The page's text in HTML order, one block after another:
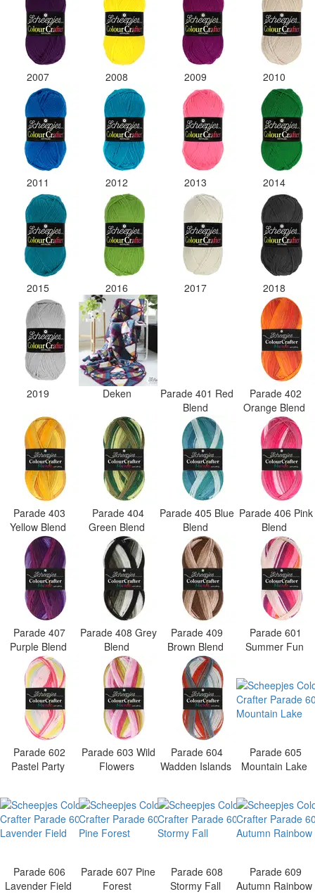
2007 2008 2009 2010
2011 2012 2013 2014
2015 2016 2017 2018
2019 Deken
Parade 401 Red
Blend
Parade 402
Orange Blend
Parade 403
Yellow Blend
Parade 404
Green Blend
Parade 405 Blue
Blend
Parade 406 Pink
Blend
Parade 407
Purple Blend
Parade 408 Grey
Blend
Parade 409
Brown Blend
Parade 601
Summer Fun
Parade 602
Pastel Party
Parade 603 Wild
Flowers
Parade 604
Wadden Islands
Parade 605
Mountain Lake
Parade 606
Lavender Field
Parade 607 Pine
Forest
Parade 608
Stormy Fall
Parade 609
Autumn Rainbow